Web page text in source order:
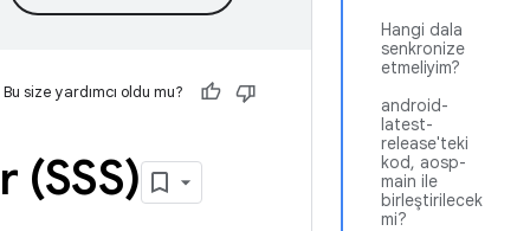
Hangi dala
senkronize
etmeliyim?
android-
latest-
release'teki
kod, aosp-
main ile
birleştirilecek
mi?
Bu size yardımcı oldu mu?
(SSS)